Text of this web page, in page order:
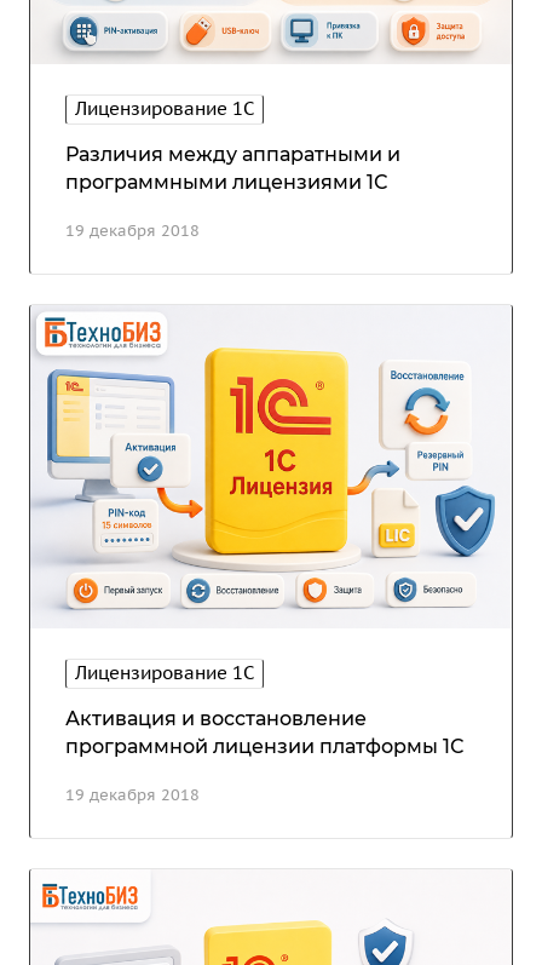
Лицензирование 1С
19 декабря 2018
Различия между аппаратными и
программными лицензиями 1С
Лицензирование 1С
19 декабря 2018
Активация и восстановление
программной лицензии платформы 1С